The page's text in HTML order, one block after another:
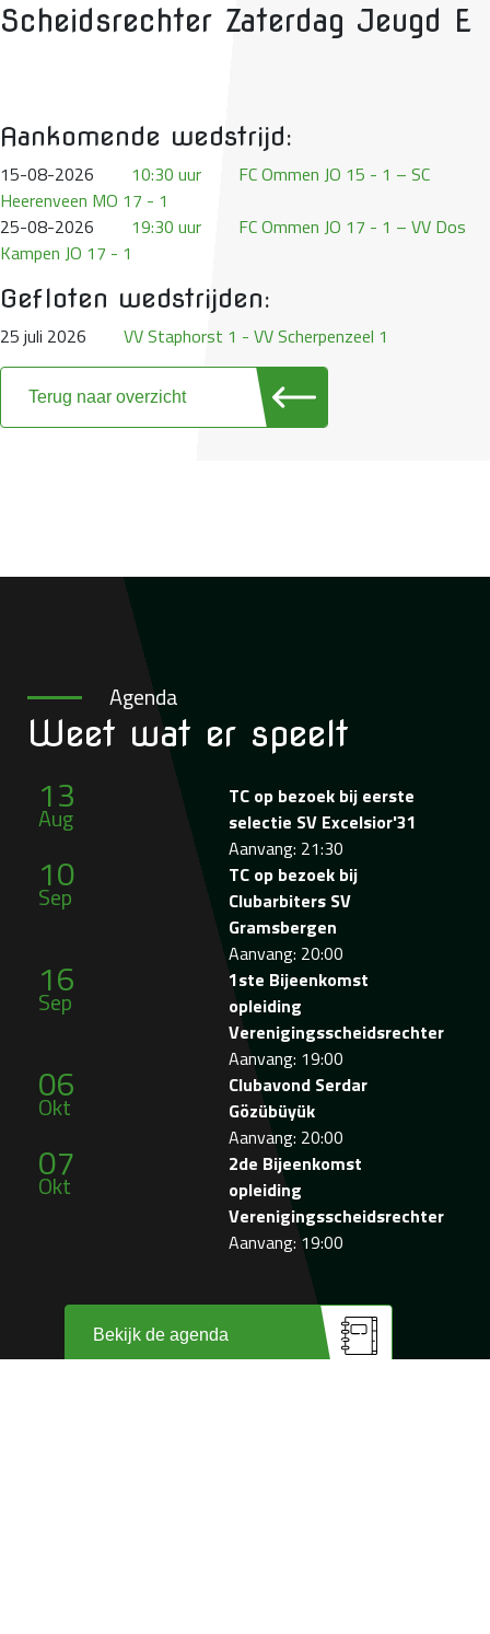
Scheidsrechter Zaterdag Jeugd E
Aankomende wedstrijd:
15-08-2026 10:30 uur
FC Ommen JO 15 - 1 – SC
Heerenveen MO 17 - 1
25-08-2026
19:30 uur
FC Ommen JO 17 - 1 – VV Dos
Kampen JO 17 - 1
Gefloten wedstrijden:
25 juli 2026 VV Staphorst 1 - VV Scherpenzeel 1
Terug naar overzicht
Agenda
Weet wat er speelt
13
Aug
TC op bezoek bij eerste
selectie SV Excelsior'31
Aanvang: 21:30
10
Sep
TC op bezoek bij
Clubarbiters SV
Gramsbergen
Aanvang: 20:00
16
Sep
1ste Bijeenkomst
opleiding
Verenigingsscheidsrechter
Aanvang: 19:00
06
Okt
Clubavond Serdar
Gözübüyük
Aanvang: 20:00
07
Okt
2de Bijeenkomst
opleiding
Verenigingsscheidsrechter
Aanvang: 19:00
Bekijk de agenda